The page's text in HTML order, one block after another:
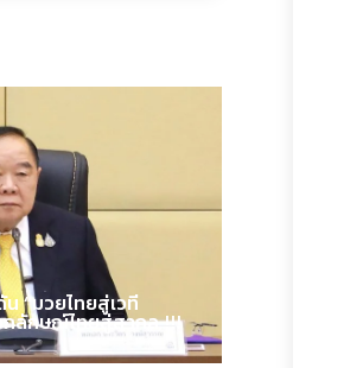
“มวยไทยสู่เวที
กลักษณ์ไทยสู่สากล !!!